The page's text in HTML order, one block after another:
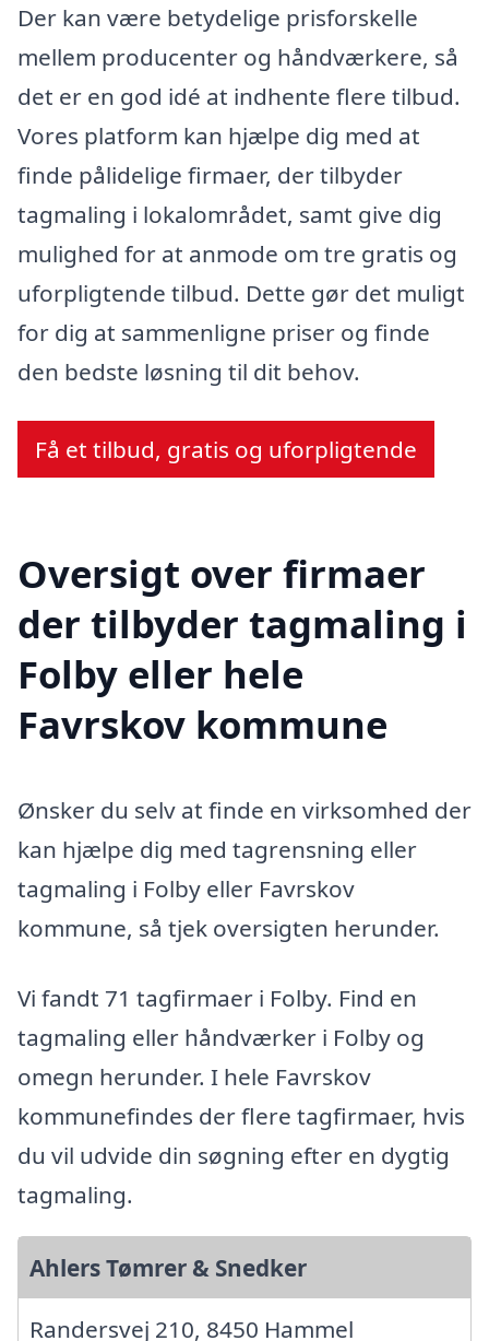
Der kan være betydelige prisforskelle
mellem producenter og håndværkere, så
det er en god idé at indhente flere tilbud.
Vores platform kan hjælpe dig med at
finde pålidelige firmaer, der tilbyder
tagmaling i lokalområdet, samt give dig
mulighed for at anmode om tre gratis og
uforpligtende tilbud. Dette gør det muligt
for dig at sammenligne priser og finde
den bedste løsning til dit behov.
Få et tilbud, gratis og uforpligtende
Oversigt over firmaer
der tilbyder tagmaling i
Folby eller hele
Favrskov kommune
Ønsker du selv at finde en virksomhed der
kan hjælpe dig med tagrensning eller
tagmaling i Folby eller Favrskov
kommune, så tjek oversigten herunder.
Vi fandt 71 tagfirmaer i Folby. Find en
tagmaling eller håndværker i Folby og
omegn herunder. I hele Favrskov
kommunefindes der flere tagfirmaer, hvis
du vil udvide din søgning efter en dygtig
tagmaling.
Ahlers Tømrer & Snedker
Randersvej 210, 8450 Hammel